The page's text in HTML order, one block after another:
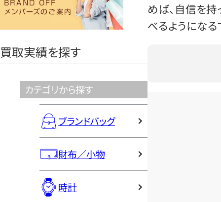
ヤ
買取実績を探す
カテゴリから探す
ブランドバッグ
財布／小物
時計
めば、自信を
べるようになる